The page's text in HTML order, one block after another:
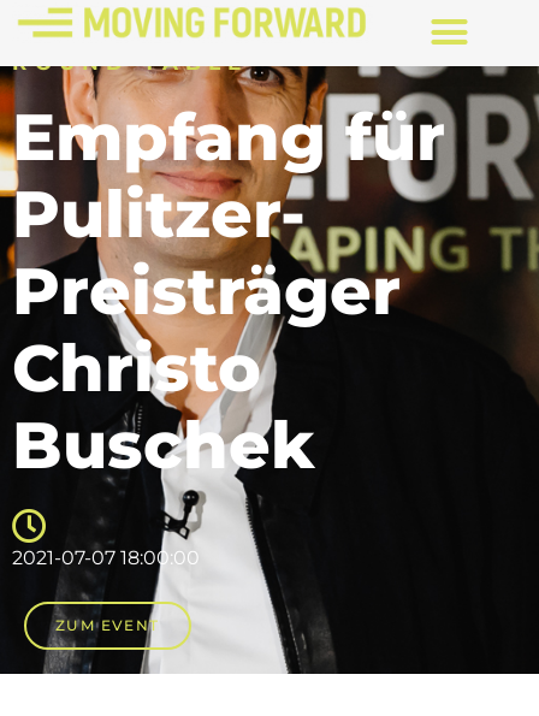
ROUND TABLE
Empfang für
Pulitzer-
Preisträger
Christo
Buschek
2021-07-07 18:00:00
ZUM EVENT